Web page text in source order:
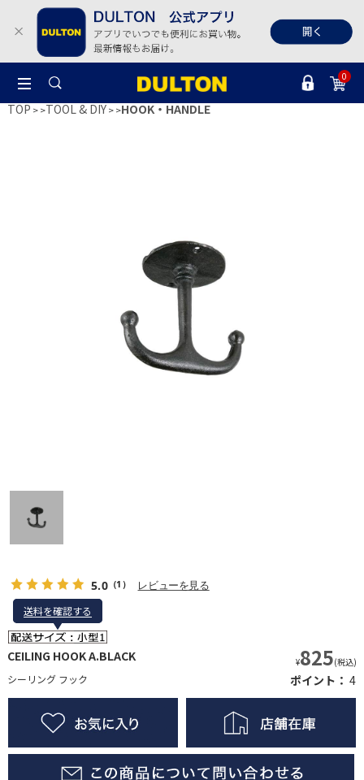
0
TOP >TOOL & DIY >HOOK・HANDLE
5.0（1） レビューを見る
送料を確認する
送料を確認する
CEILING HOOK A.BLACK
シーリング フック
¥825(税込)
ポイント： 4